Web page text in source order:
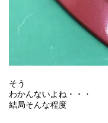
そう
わかんないよね・・・
結局そんな程度